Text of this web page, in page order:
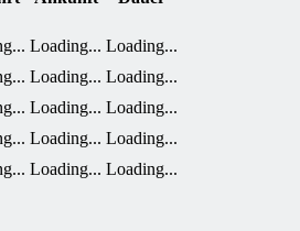
Loading... Loading...
Loading... Loading...
Loading... Loading...
Loading... Loading...
Loading... Loading...